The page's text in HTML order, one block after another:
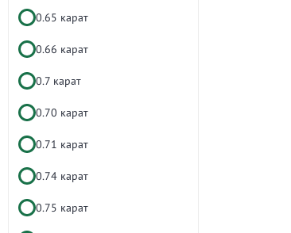
0.65 карат
0.66 карат
0.7 карат
0.70 карат
0.71 карат
0.74 карат
0.75 карат